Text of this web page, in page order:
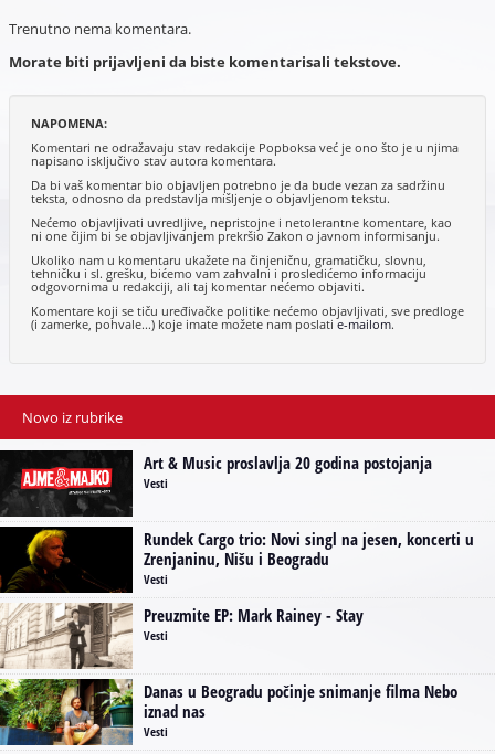
Trenutno nema komentara.
Morate biti prijavljeni da biste komentarisali tekstove.
NAPOMENA:
Komentari ne odražavaju stav redakcije Popboksa već je ono što je u njima
napisano isključivo stav autora komentara.
Da bi vaš komentar bio objavljen potrebno je da bude vezan za sadržinu
teksta, odnosno da predstavlja mišljenje o objavljenom tekstu.
Nećemo objavljivati uvredljive, nepristojne i netolerantne komentare, kao
ni one čijim bi se objavljivanjem prekršio Zakon o javnom informisanju.
Ukoliko nam u komentaru ukažete na činjeničnu, gramatičku, slovnu,
tehničku i sl. grešku, bićemo vam zahvalni i prosledićemo informaciju
odgovornima u redakciji, ali taj komentar nećemo objaviti.
Komentare koji se tiču uređivačke politike nećemo objavljivati, sve predloge
(i zamerke, pohvale...) koje imate možete nam poslatie-mailom.
Novo iz rubrike
Art & Music proslavlja 20 godina postojanja
Vesti
Rundek Cargo trio: Novi singl na jesen, koncerti u
Zrenjaninu, Nišu i Beogradu
Vesti
Preuzmite EP: Mark Rainey - Stay
Vesti
Danas u Beogradu počinje snimanje filma Nebo
iznad nas
Vesti